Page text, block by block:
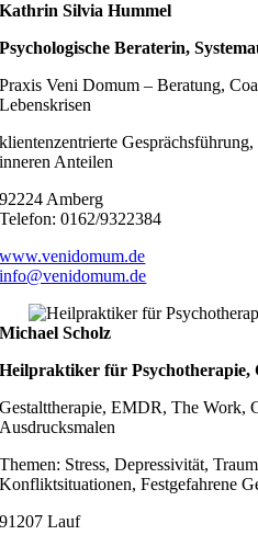
Kathrin Silvia Hummel
Psychologische Beraterin,
Praxis Veni Domum – Beratung,
Lebenskrisen
klientenzentrierte
inneren Anteilen
92224 Amberg
Telefon: 0162/9322384
www.venidomum.de
info@venidomum.de
Michael Scholz
Heilpraktiker für Psychotherapie,
Gestalttherapie, EMDR, The Work,
Ausdrucksmalen
Themen: Stress, Depressivität,
Konfliktsituationen, Festgefahrene
91207 Lauf